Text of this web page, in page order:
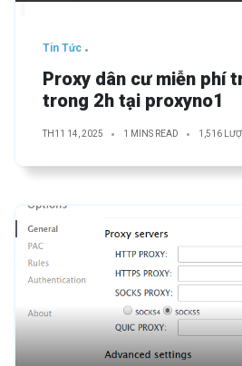
Tin Tức
Proxy dân cư miễn phí
trong 2h tại proxyno1
TH11 14, 2025 1 MINS READ 1,516